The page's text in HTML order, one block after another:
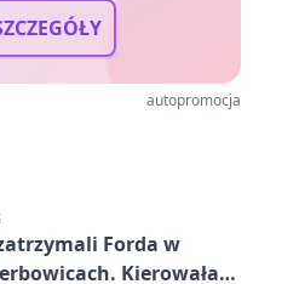
autopromocja
Forda w
Kierowała